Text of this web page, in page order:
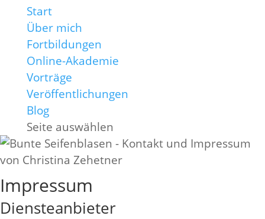
Start
Über mich
Fortbildungen
Online-Akademie
Vorträge
Veröffentlichungen
Blog
Seite auswählen
Impressum
Diensteanbieter